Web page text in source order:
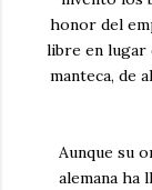
honor del
libre en lugar
manteca, de
Aunque su
alemana ha